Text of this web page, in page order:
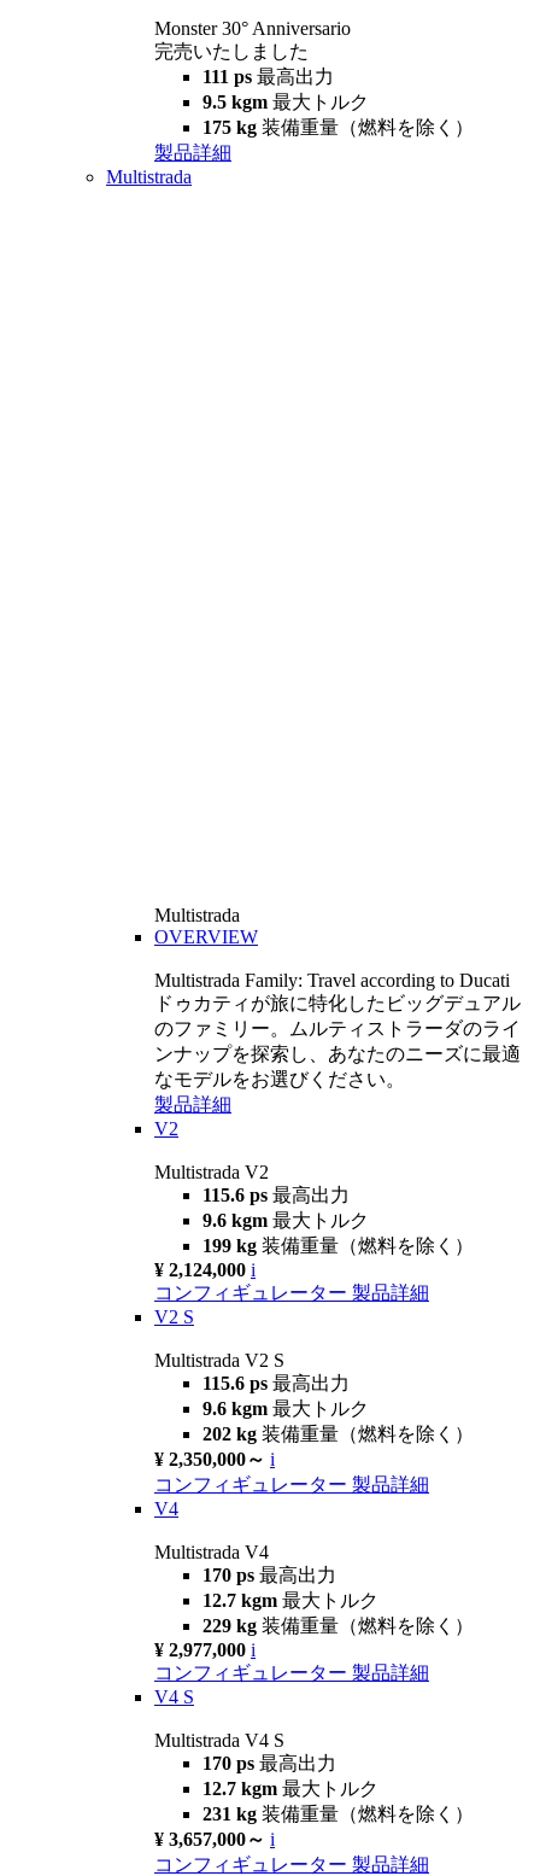
Monster 30° Anniversario
完売いたしました
111 ps 最高出力
9.5 kgm 最大トルク
175 kg 装備重量（燃料を除く）
製品詳細
Multistrada
Multistrada
OVERVIEW
Multistrada Family: Travel according to Ducati
ドゥカティが旅に特化したビッグデュアル
のファミリー。ムルティストラーダのライ
ンナップを探索し、あなたのニーズに最適
なモデルをお選びください。
製品詳細
V2
Multistrada V2
115.6 ps 最高出力
9.6 kgm 最大トルク
199 kg 装備重量（燃料を除く）
¥ 2,124,000 i
コンフィギュレーター 製品詳細
V2 S
Multistrada V2 S
115.6 ps 最高出力
9.6 kgm 最大トルク
202 kg 装備重量（燃料を除く）
¥ 2,350,000～ i
コンフィギュレーター 製品詳細
V4
Multistrada V4
170 ps 最高出力
12.7 kgm 最大トルク
229 kg 装備重量（燃料を除く）
¥ 2,977,000 i
コンフィギュレーター 製品詳細
V4 S
Multistrada V4 S
170 ps 最高出力
12.7 kgm 最大トルク
231 kg 装備重量（燃料を除く）
¥ 3,657,000～ i
コンフィギュレーター 製品詳細